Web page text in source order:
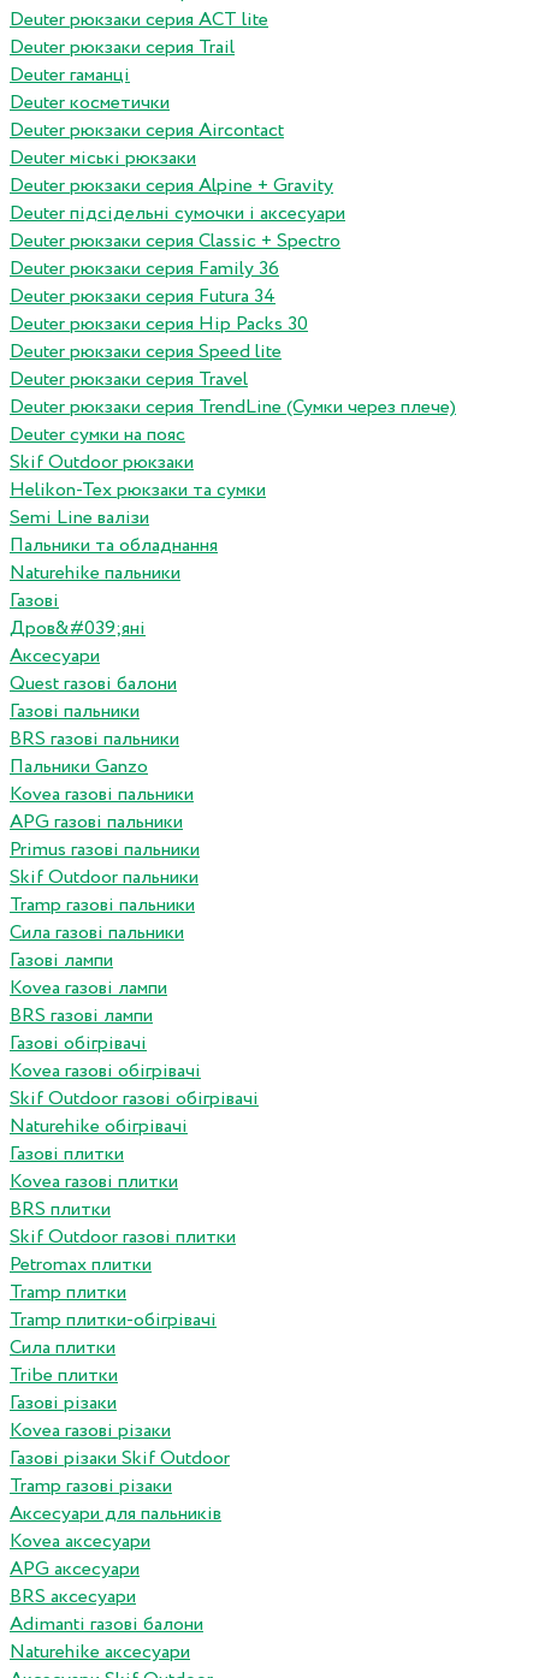
Deuter рюкзаки серия ACT lite
Deuter рюкзаки серия Trail
Deuter гаманці
Deuter косметички
Deuter рюкзаки серия Aircontact
Deuter міські рюкзаки
Deuter рюкзаки серия Alpine + Gravity
Deuter підсідельні сумочки і аксесуари
Deuter рюкзаки серия Classic + Spectro
Deuter рюкзаки серия Family 36
Deuter рюкзаки серия Futura 34
Deuter рюкзаки серия Hip Packs 30
Deuter рюкзаки серия Speed lite
Deuter рюкзаки серия Travel
Deuter рюкзаки серия TrendLine (Сумки через плече)
Deuter сумки на пояс
Skif Outdoor рюкзаки
Helikon-Tex рюкзаки та сумки
Semi Line валізи
Пальники та обладнання
Naturehike пальники
Газові
Дров&#039;яні
Аксесуари
Quest газові балони
Газові пальники
BRS газові пальники
Пальники Ganzo
Kovea газові пальники
APG газові пальники
Primus газові пальники
Skif Outdoor пальники
Tramp газові пальники
Сила газові пальники
Газові лампи
Kovea газові лампи
BRS газові лампи
Газові обігрівачі
Kovea газові обігрівачі
Skif Outdoor газові обігрівачі
Naturehike обігрівачі
Газові плитки
Kovea газові плитки
BRS плитки
Skif Outdoor газові плитки
Petromax плитки
Tramp плитки
Tramp плитки-обігрівачі
Сила плитки
Tribe плитки
Газові різаки
Kovea газові різаки
Газові різаки Skif Outdoor
Tramp газові різаки
Аксесуари для пальників
Kovea аксесуари
APG аксесуари
BRS аксесуари
Adimanti газові балони
Naturehike аксесуари